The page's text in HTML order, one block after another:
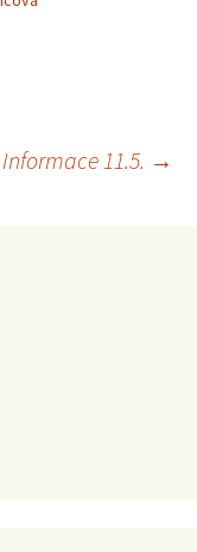
Informace 11.5. →